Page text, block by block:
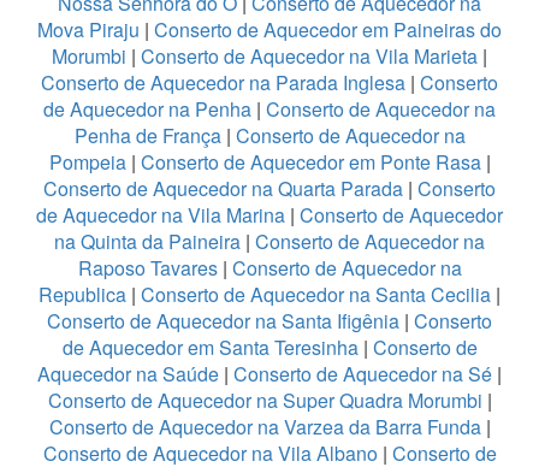
Mova Piraju | Conserto de Aquecedor em Paineiras do
Morumbi | Conserto de Aquecedor na Vila Marieta |
Conserto de Aquecedor na Parada Inglesa | Conserto
de Aquecedor na Penha | Conserto de Aquecedor na
Penha de França | Conserto de Aquecedor na
Pompeia| Conserto de Aquecedor em Ponte Rasa|
Conserto de Aquecedor na Quarta Parada | Conserto
de Aquecedor na Vila Marina | Conserto de Aquecedor
na Quinta da Paineira | Conserto de Aquecedor na
Raposo Tavares| Conserto de Aquecedor na
Republica | Conserto de Aquecedor na Santa Cecilia |
Conserto de Aquecedor na Santa Ifigênia | Conserto
de Aquecedor em Santa Teresinha| Conserto de
Aquecedor na Saúde | Conserto de Aquecedor na Sé |
Conserto de Aquecedor na Super Quadra Morumbi |
Conserto de Aquecedor na Varzea da Barra Funda|
Conserto de Aquecedor na Vila Albano| Conserto de